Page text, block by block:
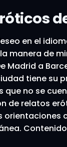
en el
manera de
Madrid a
tiene su
que no se
de relatos
orientaciones